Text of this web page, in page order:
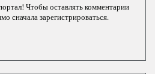
Чтобы оставлять комментарии
сначала зарегистрироваться.